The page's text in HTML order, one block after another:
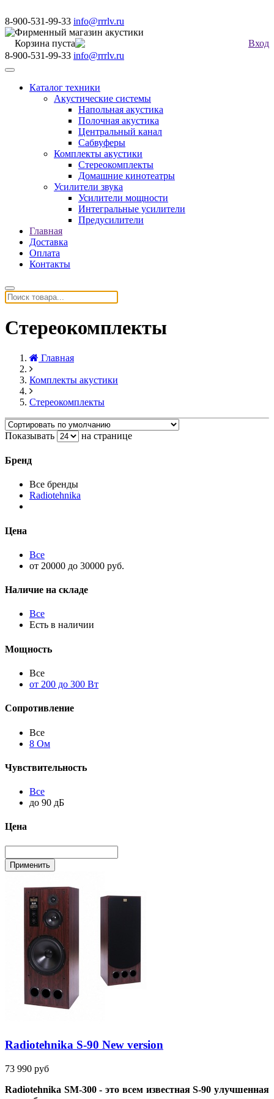
8-900-531-99-33 info@rrrlv.ru
Фирменный магазин акустики
Корзина пуста
Вход
8-900-531-99-33 info@rrrlv.ru
Меню
Каталог техники
Акустические системы
Напольная акустика
Полочная акустика
Центральный канал
Сабвуферы
Комплекты акустики
Стереокомплекты
Домашние кинотеатры
Усилители звука
Усилители мощности
Интегральные усилители
Предусилители
Главная
Доставка
Оплата
Контакты
Стереокомплекты
Главная
Комплекты акустики
Стереокомплекты
Показывать на странице
Бренд
Все бренды
Radiotehnika
Цена
Все
от 20000 до 30000 руб.
Наличие на складе
Все
Есть в наличии
Мощность
Все
от 200 до 300 Вт
Сопротивление
Все
8 Ом
Чувствительность
Все
до 90 дБ
Цена
Radiotehnika S-90 New version
73 990 руб
Radiotehnika SM-300 - это всем известная S-90 улучшенная